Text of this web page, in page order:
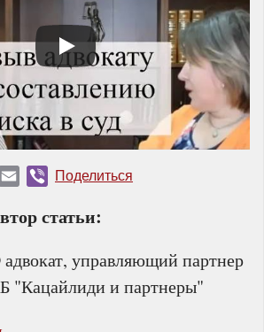
Email Viber
Поделиться
статьи:
управляющий партнер
"Кацайлиди и партнеры"